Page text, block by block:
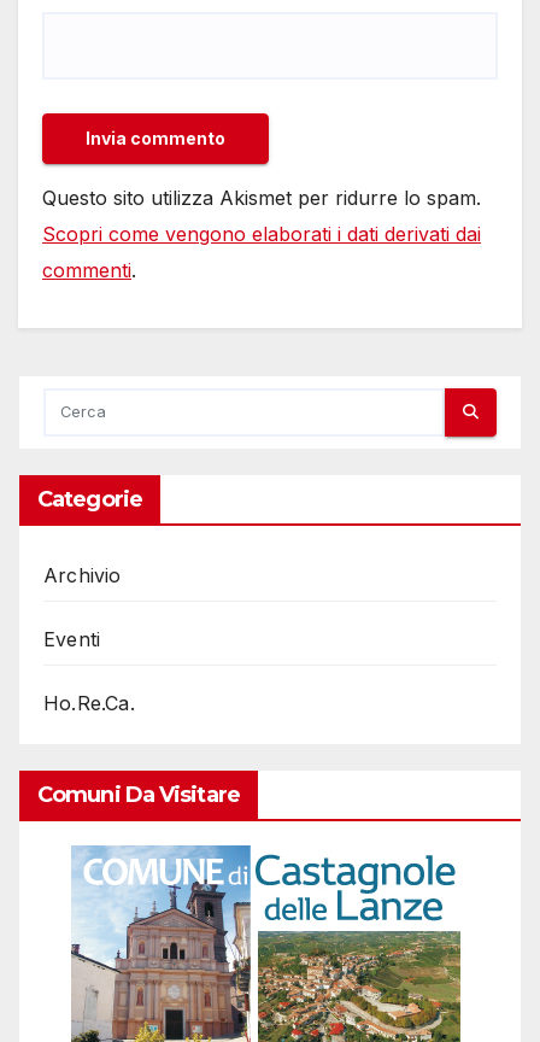
Questo sito utilizza Akismet per ridurre lo spam.
Scopri come vengono elaborati i dati derivati dai
commenti.
Categorie
Archivio
Eventi
Ho.Re.Ca.
Comuni Da Visitare